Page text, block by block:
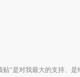
贴”是对我最大的支持、